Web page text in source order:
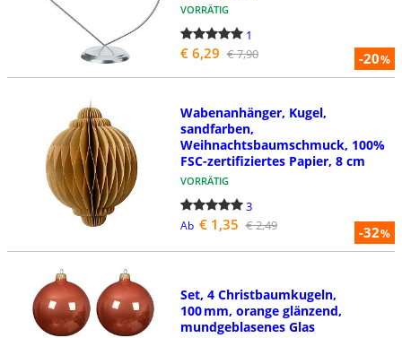
-20%
VORRÄTIG
1
€ 6,29 € 7,90
-32%
Wabenanhänger, Kugel,
sandfarben,
Weihnachtsbaumschmuck, 100%
FSC-zertifiziertes Papier, 8 cm
VORRÄTIG
3
Ab € 1,35 € 2,49
Set, 4 Christbaumkugeln,
100 mm, orange glänzend,
mundgeblasenes Glas